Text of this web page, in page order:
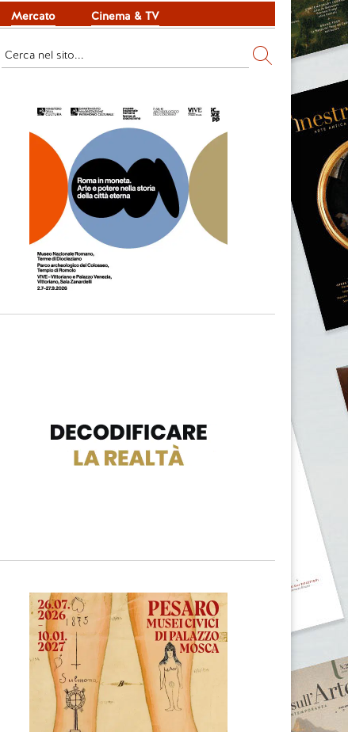
Mercato Cinema & TV